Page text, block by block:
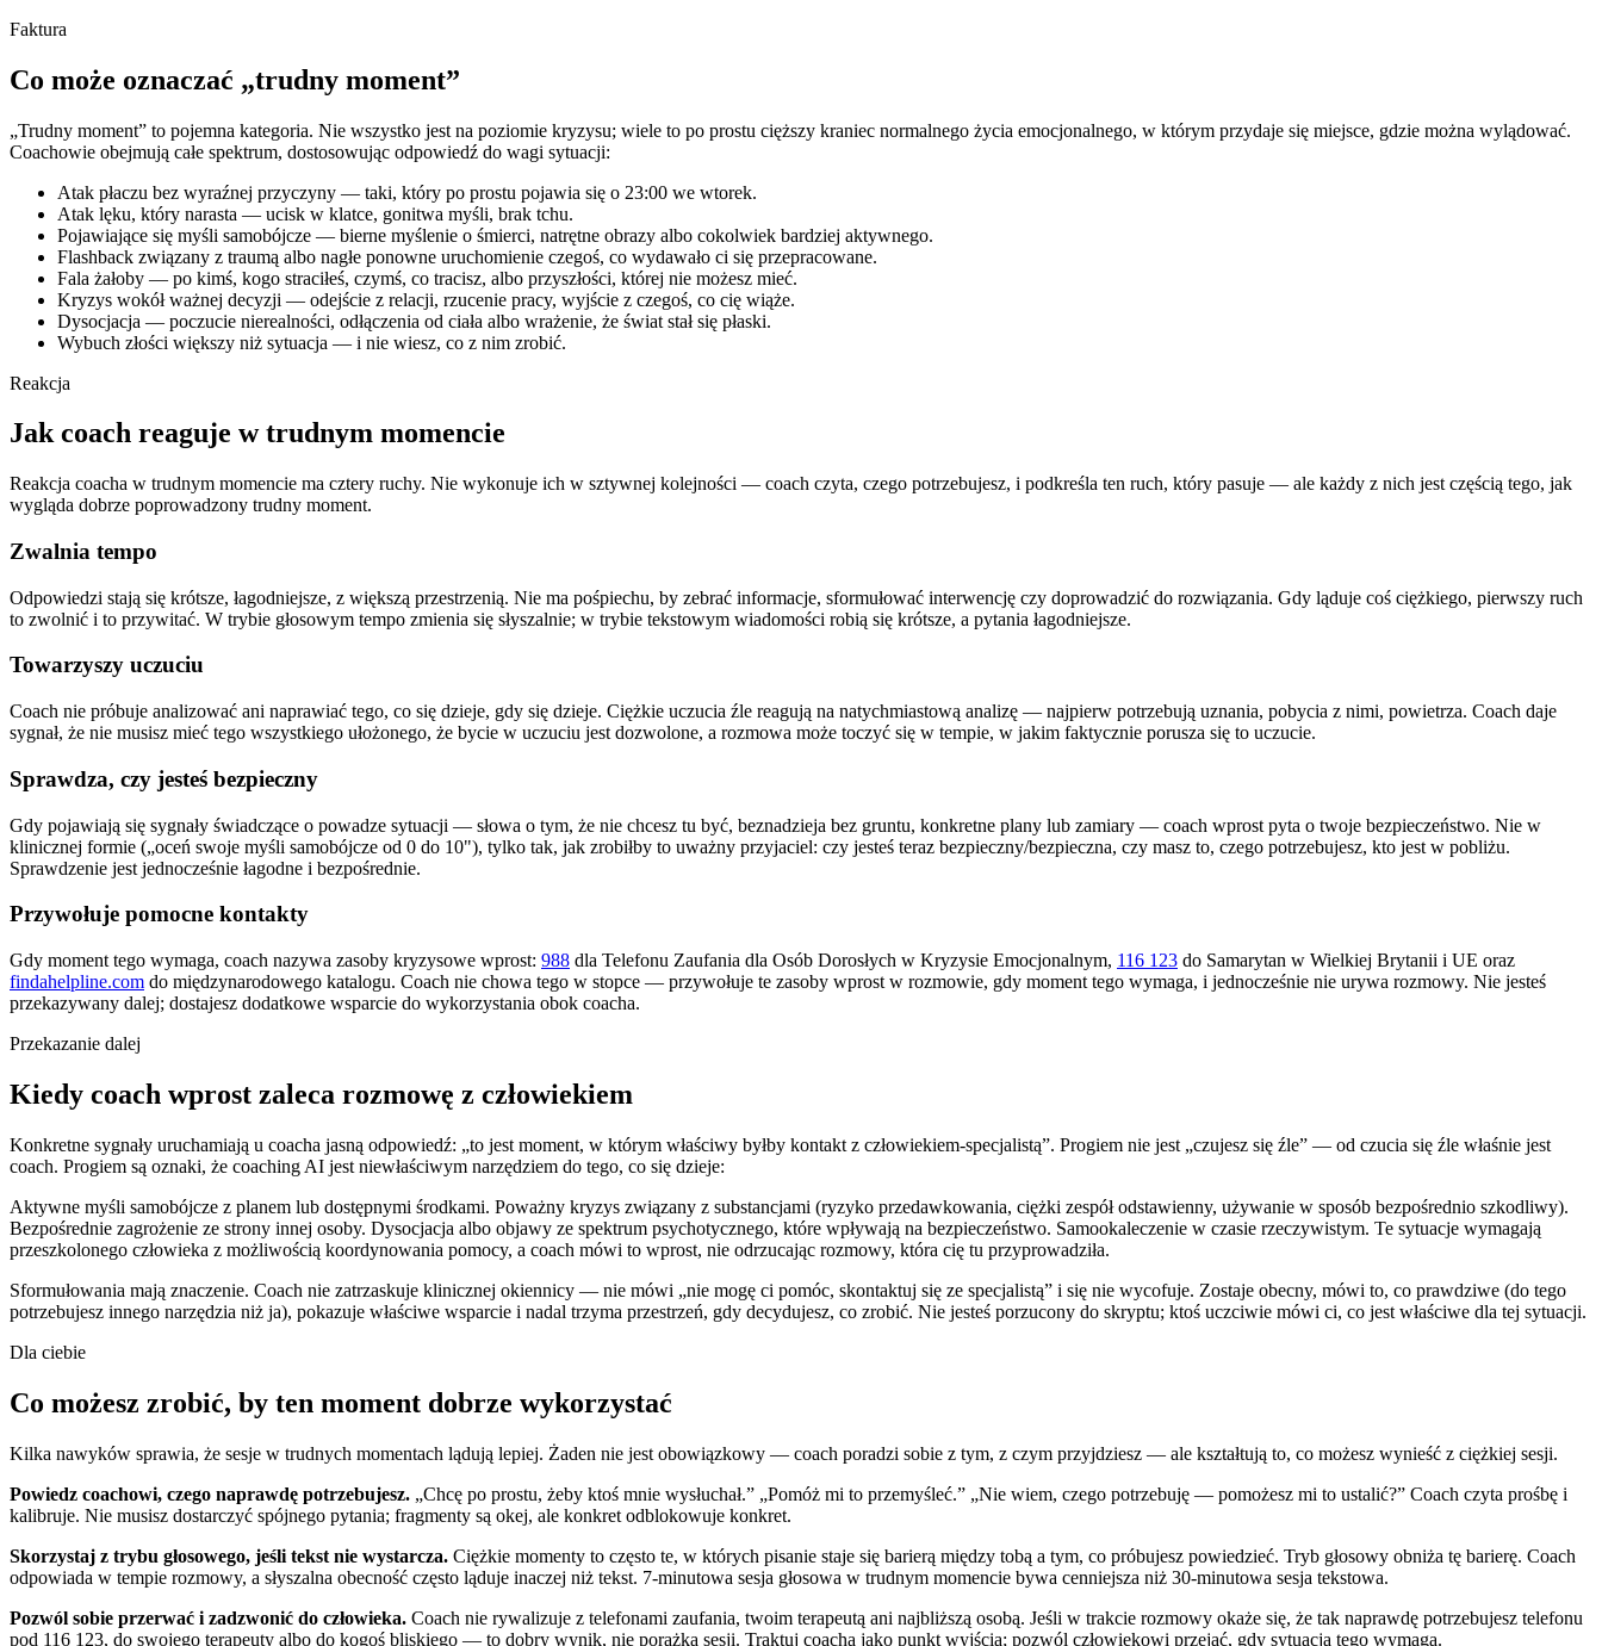
Faktura
Co może oznaczać „trudny moment”
„Trudny moment” to pojemna kategoria. Nie wszystko jest na poziomie kryzysu; wiele to po prostu cięższy kraniec normalnego życia emocjonalnego, w którym przydaje się miejsce, gdzie można wylądować.
Coachowie obejmują całe spektrum, dostosowując odpowiedź do wagi sytuacji:
Atak płaczu bez wyraźnej przyczyny — taki, który po prostu pojawia się o 23:00 we wtorek.
Atak lęku, który narasta — ucisk w klatce, gonitwa myśli, brak tchu.
Pojawiające się myśli samobójcze — bierne myślenie o śmierci, natrętne obrazy albo cokolwiek bardziej aktywnego.
Flashback związany z traumą albo nagłe ponowne uruchomienie czegoś, co wydawało ci się przepracowane.
Fala żałoby — po kimś, kogo straciłeś, czymś, co tracisz, albo przyszłości, której nie możesz mieć.
Kryzys wokół ważnej decyzji — odejście z relacji, rzucenie pracy, wyjście z czegoś, co cię wiąże.
Dysocjacja — poczucie nierealności, odłączenia od ciała albo wrażenie, że świat stał się płaski.
Wybuch złości większy niż sytuacja — i nie wiesz, co z nim zrobić.
Reakcja
Jak coach reaguje w trudnym momencie
Reakcja coacha w trudnym momencie ma cztery ruchy. Nie wykonuje ich w sztywnej kolejności — coach czyta, czego potrzebujesz, i podkreśla ten ruch, który pasuje — ale każdy z nich jest częścią tego, jak
wygląda dobrze poprowadzony trudny moment.
Zwalnia tempo
Odpowiedzi stają się krótsze, łagodniejsze, z większą przestrzenią. Nie ma pośpiechu, by zebrać informacje, sformułować interwencję czy doprowadzić do rozwiązania. Gdy ląduje coś ciężkiego, pierwszy ruch
to zwolnić i to przywitać. W trybie głosowym tempo zmienia się słyszalnie; w trybie tekstowym wiadomości robią się krótsze, a pytania łagodniejsze.
Towarzyszy uczuciu
Coach nie próbuje analizować ani naprawiać tego, co się dzieje, gdy się dzieje. Ciężkie uczucia źle reagują na natychmiastową analizę — najpierw potrzebują uznania, pobycia z nimi, powietrza. Coach daje
sygnał, że nie musisz mieć tego wszystkiego ułożonego, że bycie w uczuciu jest dozwolone, a rozmowa może toczyć się w tempie, w jakim faktycznie porusza się to uczucie.
Sprawdza, czy jesteś bezpieczny
Gdy pojawiają się sygnały świadczące o powadze sytuacji — słowa o tym, że nie chcesz tu być, beznadzieja bez gruntu, konkretne plany lub zamiary — coach wprost pyta o twoje bezpieczeństwo. Nie w
klinicznej formie („oceń swoje myśli samobójcze od 0 do 10"), tylko tak, jak zrobiłby to uważny przyjaciel: czy jesteś teraz bezpieczny/bezpieczna, czy masz to, czego potrzebujesz, kto jest w pobliżu.
Sprawdzenie jest jednocześnie łagodne i bezpośrednie.
Przywołuje pomocne kontakty
Gdy moment tego wymaga, coach nazywa zasoby kryzysowe wprost: 988 dla Telefonu Zaufania dla Osób Dorosłych w Kryzysie Emocjonalnym, 116 123 do Samarytan w Wielkiej Brytanii i UE oraz
findahelpline.com do międzynarodowego katalogu. Coach nie chowa tego w stopce — przywołuje te zasoby wprost w rozmowie, gdy moment tego wymaga, i jednocześnie nie urywa rozmowy. Nie jesteś
przekazywany dalej; dostajesz dodatkowe wsparcie do wykorzystania obok coacha.
Przekazanie dalej
Kiedy coach wprost zaleca rozmowę z człowiekiem
Konkretne sygnały uruchamiają u coacha jasną odpowiedź: „to jest moment, w którym właściwy byłby kontakt z człowiekiem-specjalistą”. Progiem nie jest „czujesz się źle” — od czucia się źle właśnie jest
coach. Progiem są oznaki, że coaching AI jest niewłaściwym narzędziem do tego, co się dzieje:
Aktywne myśli samobójcze z planem lub dostępnymi środkami. Poważny kryzys związany z substancjami (ryzyko przedawkowania, ciężki zespół odstawienny, używanie w sposób bezpośrednio szkodliwy).
Bezpośrednie zagrożenie ze strony innej osoby. Dysocjacja albo objawy ze spektrum psychotycznego, które wpływają na bezpieczeństwo. Samookaleczenie w czasie rzeczywistym. Te sytuacje wymagają
przeszkolonego człowieka z możliwością koordynowania pomocy, a coach mówi to wprost, nie odrzucając rozmowy, która cię tu przyprowadziła.
Sformułowania mają znaczenie. Coach nie zatrzaskuje klinicznej okiennicy — nie mówi „nie mogę ci pomóc, skontaktuj się ze specjalistą” i się nie wycofuje. Zostaje obecny, mówi to, co prawdziwe (do tego
potrzebujesz innego narzędzia niż ja), pokazuje właściwe wsparcie i nadal trzyma przestrzeń, gdy decydujesz, co zrobić. Nie jesteś porzucony do skryptu; ktoś uczciwie mówi ci, co jest właściwe dla tej sytuacji.
Dla ciebie
Co możesz zrobić, by ten moment dobrze wykorzystać
Kilka nawyków sprawia, że sesje w trudnych momentach lądują lepiej. Żaden nie jest obowiązkowy — coach poradzi sobie z tym, z czym przyjdziesz — ale kształtują to, co możesz wynieść z ciężkiej sesji.
Powiedz coachowi, czego naprawdę potrzebujesz. „Chcę po prostu, żeby ktoś mnie wysłuchał.” „Pomóż mi to przemyśleć.” „Nie wiem, czego potrzebuję — pomożesz mi to ustalić?” Coach czyta prośbę i
kalibruje. Nie musisz dostarczyć spójnego pytania; fragmenty są okej, ale konkret odblokowuje konkret.
Skorzystaj z trybu głosowego, jeśli tekst nie wystarcza. Ciężkie momenty to często te, w których pisanie staje się barierą między tobą a tym, co próbujesz powiedzieć. Tryb głosowy obniża tę barierę. Coach
odpowiada w tempie rozmowy, a słyszalna obecność często ląduje inaczej niż tekst. 7-minutowa sesja głosowa w trudnym momencie bywa cenniejsza niż 30-minutowa sesja tekstowa.
Pozwól sobie przerwać i zadzwonić do człowieka. Coach nie rywalizuje z telefonami zaufania, twoim terapeutą ani najbliższą osobą. Jeśli w trakcie rozmowy okaże się, że tak naprawdę potrzebujesz telefonu
pod 116 123, do swojego terapeuty albo do kogoś bliskiego — to dobry wynik, nie porażka sesji. Traktuj coacha jako punkt wyjścia; pozwól człowiekowi przejąć, gdy sytuacja tego wymaga.